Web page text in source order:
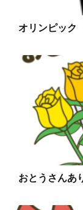
オリンピッ
おとうさんあ